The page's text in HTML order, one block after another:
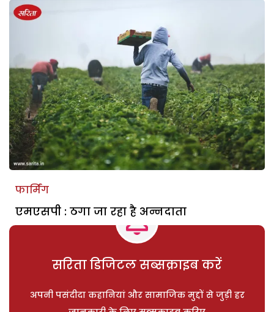
फार्मिंग
एमएसपी : ठगा जा रहा है अन्नदाता
सरिता डिजिटल सब्सक्राइब करें
अपनी पसंदीदा कहानियां और सामाजिक मुद्दों से जुड़ी हर